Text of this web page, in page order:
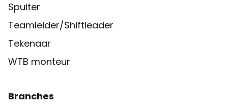
Spuiter
Teamleider/Shiftleader
Tekenaar
WTB monteur
Branches